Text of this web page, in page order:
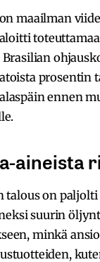
maailman
prosentin
ennen
aineista
talous on
suurin
minkä